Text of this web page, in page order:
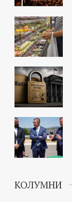
КОЛУМНИ